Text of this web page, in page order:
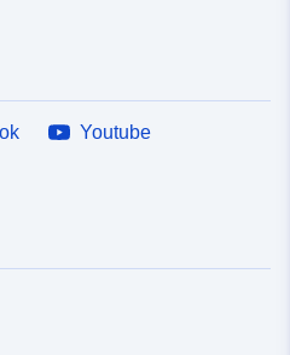
Youtube